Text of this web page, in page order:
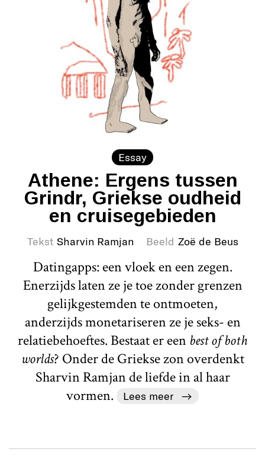
Essay
Athene: Ergens tussen
Grindr, Griekse oudheid
en cruisegebieden
Tekst Sharvin Ramjan Beeld Zoë de Beus
Datingapps: een vloek en een zegen.
Enerzijds laten ze je toe zonder grenzen
gelijkgestemden te ontmoeten,
anderzijds monetariseren ze je seks- en
relatiebehoeftes. Bestaat er een best of both
worlds? Onder de Griekse zon overdenkt
Sharvin Ramjan de liefde in al haar
vormen.
Lees meer